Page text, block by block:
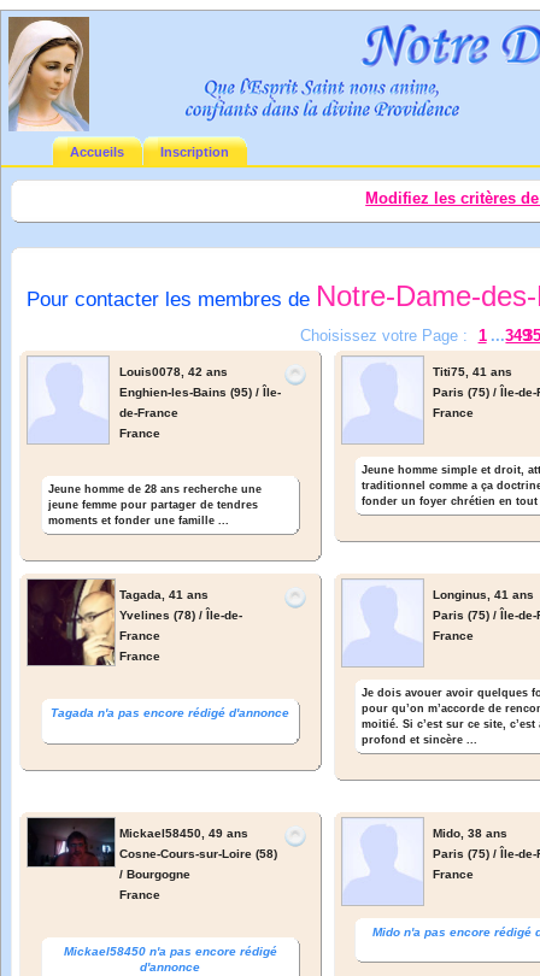
Accueils Inscription
Modifiez les critères
Pour contacter les membres de Notre-Dame-
Choisissez votre Page : 1 ...349
Louis0078, 42 ans
Enghien-les-Bains (95) / Île-
de-France
France
Jeune homme de 28 ans recherche une
jeune femme pour partager de tendres
moments et fonder une famille ...
Titi75, 41 ans
Paris (75) / Île-de-
France
Jeune homme simple et droit,
traditionnel comme a ça
fonder un foyer chrétien en
Tagada,
41 ans
Yvelines (78) / Île-de-
France
France
Tagada n'a pas encore rédigé d'annonce
Longinus,
41 ans
Paris (75) / Île-de-
France
Je dois avouer avoir quelques
pour qu’on m’accorde de
moitié. Si c’est sur ce site, c’est
profond et sincère ...
Mickael58450, 49 ans
Cosne-Cours-sur-Loire (58)
/ Bourgogne
France
Mickael58450 n'a pas encore rédigé
d'annonce
Mido, 38 ans
Paris (75) / Île-de-
France
Mido n'a pas encore rédigé